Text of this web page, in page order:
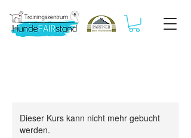
Dieser Kurs kann nicht mehr gebucht
werden.